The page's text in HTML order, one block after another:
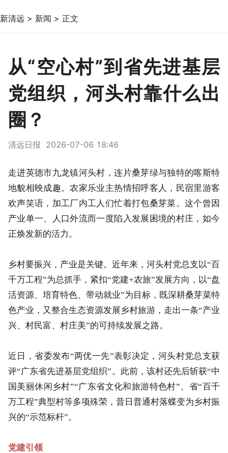
新清远 > 新闻 > 正文
从“空心村”到省先进基层
党组织，河头村靠什么出
圈？
清远日报 2026-07-06 18:46
走进英德市九龙镇河头村，连片桑芽绿与独特的喀斯特
地貌相映成趣。农家乐业主热情招呼客人，民宿里游客
欢声笑语，加工厂内工人们忙着打包桑芽菜。 这个曾因
产业单一、人口外流而一度陷入发展困境的村庄，如今
正焕发新的活力。
乡村要振兴，产业是关键。近年来，河头村党总支以“百
千万工程”为总抓手，紧扣“党建+农旅”发展方向，以“盘
活资源、培育特色、带动就业”为目标，既深耕桑芽菜特
色产业，又整合生态资源发展乡村旅游，走出一条“产业
兴、村民富、村庄美”的可持续发展之路。
近日，省委发布“两优一先”表彰决定，河头村党总支获
评“广东省先进基层党组织”。此前，该村还先后斩获“中
国美丽休闲乡村”“广东省文化和旅游特色村”、省“百千
万工程”典型村等多项殊荣，昔日普通村落蝶变为乡村振
兴的“示范标杆”。
党建引领